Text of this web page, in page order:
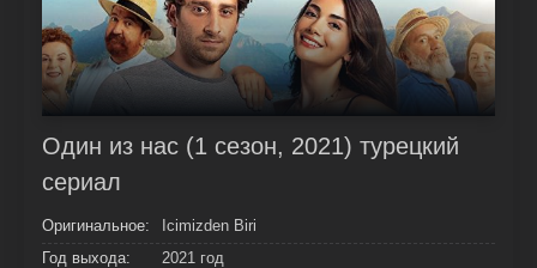
Один из нас (1 сезон, 2021) турецкий
сериал
Оригинальное:
Icimizden Biri
Год выхода:
2021 год